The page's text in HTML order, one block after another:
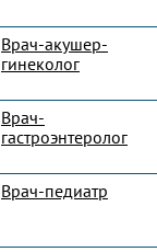
Врач-акушер-
гинеколог
Врач-
гастроэнтеролог
Врач-педиатр